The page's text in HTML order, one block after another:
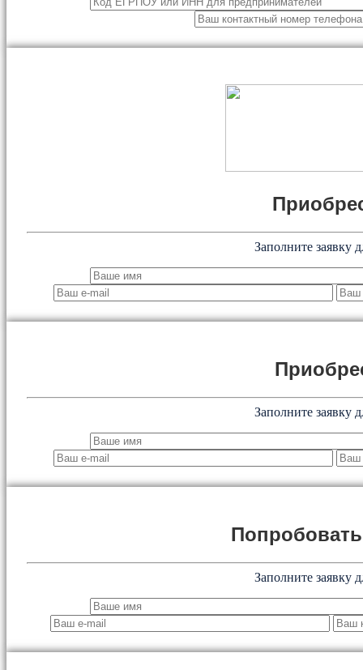
Заполните заявку
Заполните заявку
Заполните заявку